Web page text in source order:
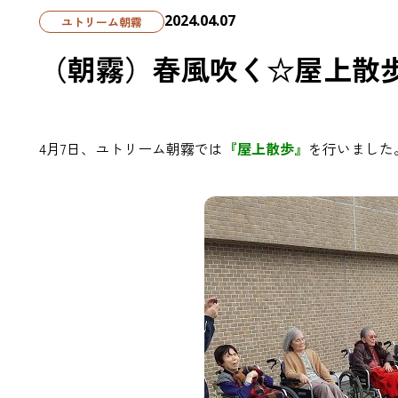
ユトリーム朝霧 2024.04.07
（朝霧）春風吹く☆屋上散
4月7日、ユトリーム朝霧では 『屋上散歩』 を行いました